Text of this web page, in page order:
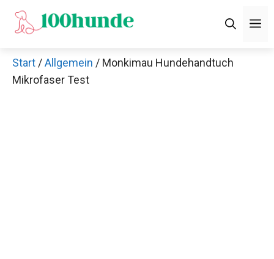
Zum
Inhalt
Start /Allgemein / Monkimau Hundehandtuch
Mikrofaser Test